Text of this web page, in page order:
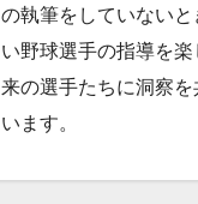
の執筆をしていないと
い野球選手の指導を
来の選手たちに洞察を
います。